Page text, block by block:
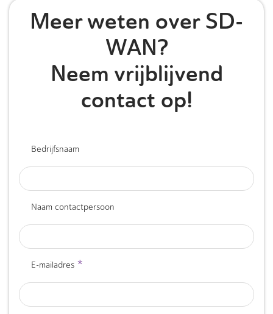
Meer weten overSD-
WAN?
Neem vrijblijvend
contact op!
Bedrijfsnaam
Naam contactpersoon
E-mailadres *